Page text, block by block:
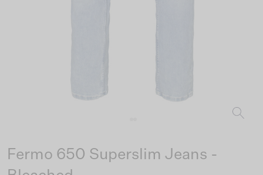
Fermo 650 Superslim Jeans -